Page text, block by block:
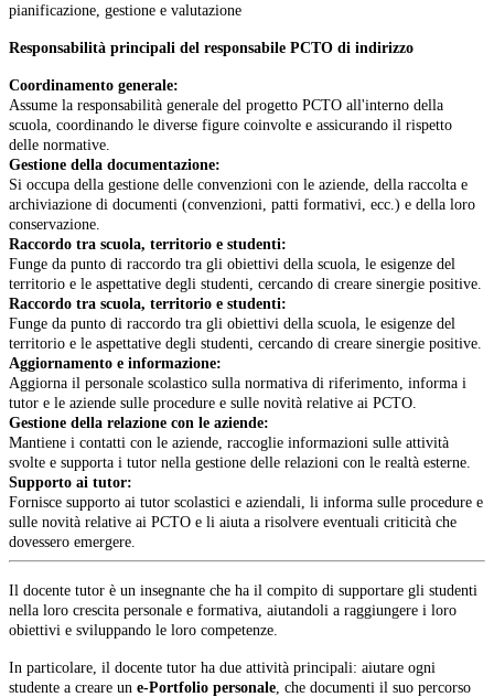
pianificazione, gestione e valutazione
Responsabilità principali del responsabile PCTO di indirizzo
Coordinamento generale:
Assume la responsabilità generale del progetto PCTO all'interno della
scuola, coordinando le diverse figure coinvolte e assicurando il rispetto
delle normative.
Gestione della documentazione:
Si occupa della gestione delle convenzioni con le aziende, della raccolta e
archiviazione di documenti (convenzioni, patti formativi, ecc.) e della loro
conservazione.
Raccordo tra scuola, territorio e studenti:
Funge da punto di raccordo tra gli obiettivi della scuola, le esigenze del
territorio e le aspettative degli studenti, cercando di creare sinergie positive.
Raccordo tra scuola, territorio e studenti:
Funge da punto di raccordo tra gli obiettivi della scuola, le esigenze del
territorio e le aspettative degli studenti, cercando di creare sinergie positive.
Aggiornamento e informazione:
Aggiorna il personale scolastico sulla normativa di riferimento, informa i
tutor e le aziende sulle procedure e sulle novità relative ai PCTO.
Gestione della relazione con le aziende:
Mantiene i contatti con le aziende, raccoglie informazioni sulle attività
svolte e supporta i tutor nella gestione delle relazioni con le realtà esterne.
Supporto ai tutor:
Fornisce supporto ai tutor scolastici e aziendali, li informa sulle procedure e
sulle novità relative ai PCTO e li aiuta a risolvere eventuali criticità che
dovessero emergere.
Il docente tutor è un insegnante che ha il compito di supportare gli studenti
nella loro crescita personale e formativa, aiutandoli a raggiungere i loro
obiettivi e sviluppando le loro competenze.
In particolare, il docente tutor ha due attività principali: aiutare ogni
studente a creare un e-Portfolio personale , che documenti il suo percorso